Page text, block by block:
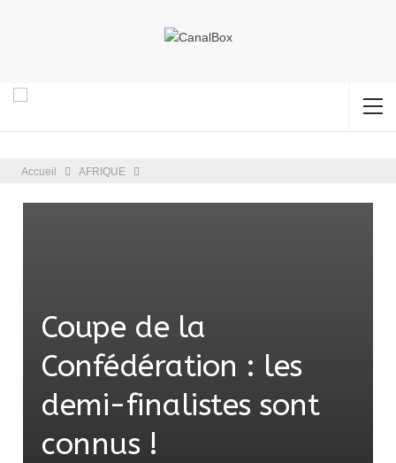
Accueil AFRIQUE
Coupe de la
Confédération : les
demi-finalistes sont
connus !